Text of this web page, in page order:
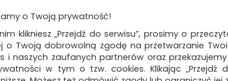
17",
system
o Twoją prywatność!
klikniesz „Przejdź do serwisu”, prosimy o
o Twoją dobrowolną zgodę na przetwarzanie
i naszych zaufanych partnerów oraz
w tym o tzw. cookies. Klikając „Przejdź